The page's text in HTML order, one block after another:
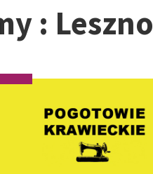
: Leszno